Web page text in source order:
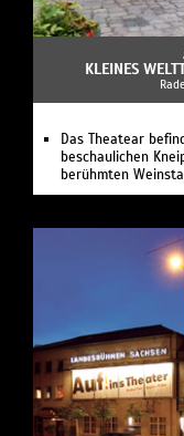
KLEINES
Das Theatear
beschaulichen
berühmten